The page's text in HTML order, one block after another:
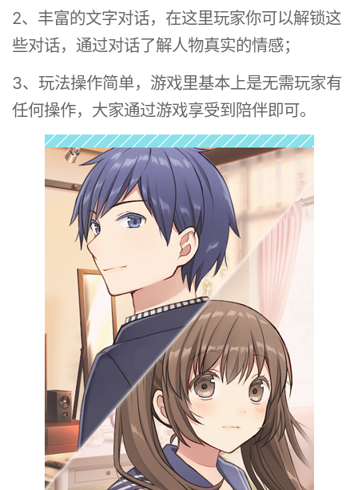
2、丰富的文字对话，在这里玩家你可以解锁这
些对话，通过对话了解人物真实的情感；
3、玩法操作简单，游戏里基本上是无需玩家有
任何操作，大家通过游戏享受到陪伴即可。